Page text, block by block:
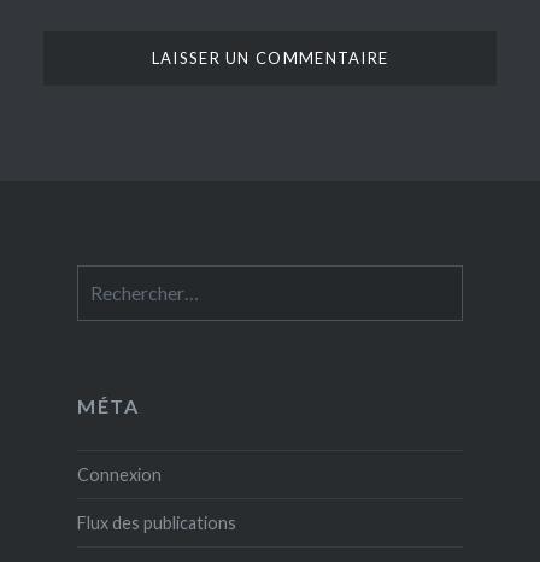
MÉTA
Connexion
Flux des publications